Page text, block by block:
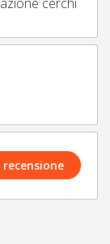
recensione